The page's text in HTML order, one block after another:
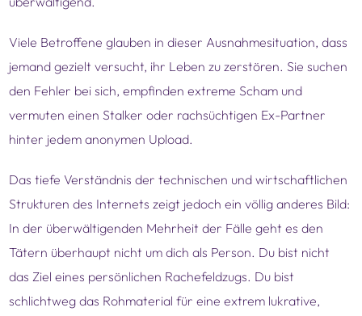
Viele Betroffene glauben in dieser Ausnahmesituation, dass
jemand gezielt versucht, ihr Leben zu zerstören. Sie suchen
den Fehler bei sich, empfinden extreme Scham und
vermuten einen Stalker oder rachsüchtigen Ex-Partner
hinter jedem anonymen Upload.
Das tiefe Verständnis der technischen und wirtschaftlichen
Strukturen des Internets zeigt jedoch ein völlig anderes Bild:
In der überwältigenden Mehrheit der Fälle geht es den
Tätern überhaupt nicht um dich als Person. Du bist nicht
das Ziel eines persönlichen Rachefeldzugs. Du bist
schlichtweg das Rohmaterial für eine extrem lukrative,